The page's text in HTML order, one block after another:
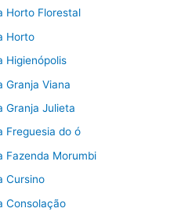
Horto Florestal
Horto
Higienópolis
Granja Viana
Granja Julieta
Freguesia do ó
Fazenda Morumbi
Cursino
Consolação